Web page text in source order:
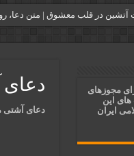
آتشین در قلب معشوق | متن دعا،
و حاجت روایی | ذکر اسماء
ثروتمند شدن | متن دعا و اذکار
دعای
دعای آشتی
مجوزهای
های این
ایران